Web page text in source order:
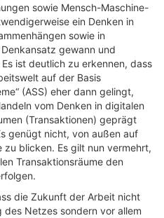
sowie Mensch-Maschine-
ein Denken in
sowie in
gewann und
ist deutlich zu erkennen, dass
auf der Basis
(ASS) eher dann gelingt,
vom Denken in digitalen
(Transaktionen) geprägt
genügt nicht, von außen auf
zu blicken. Es gilt nun vermehrt,
Transaktionsräume den
die Zukunft der Arbeit nicht
Netzes sondern vor allem